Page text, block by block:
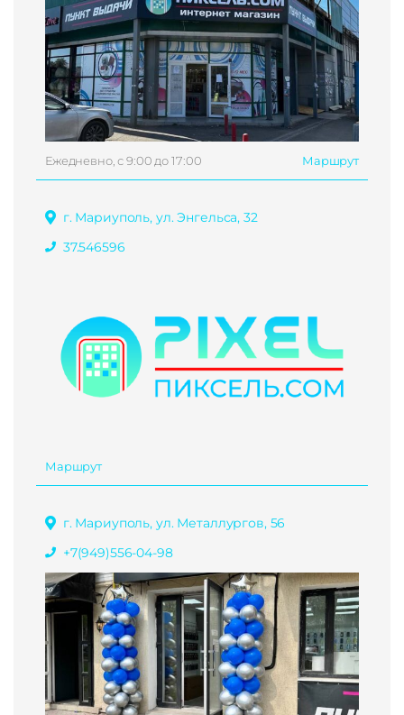
Ежедневно, с 9:00 до 17:00 Маршрут
г. Мариуполь, ул. Энгельса, 32
37.546596
Маршрут
г. Мариуполь, ул. Металлургов, 56
+7(949)556-04-98